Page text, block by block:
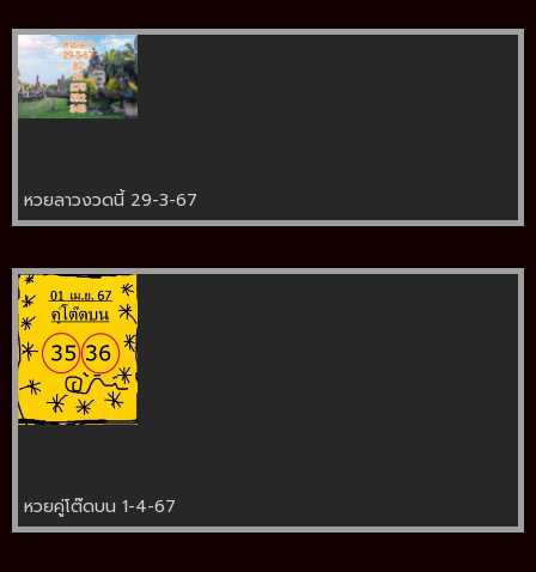
หวยลาวงวดนี้ 29-3-67
หวยคู่โต๊ดบน 1-4-67